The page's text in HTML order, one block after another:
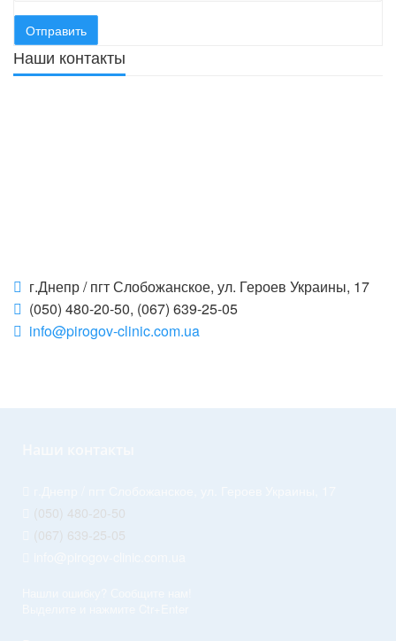
Наши контакты
г.Днепр / пгт Слобожанское, ул. Героев Украины, 17
(050) 480-20-50, (067) 639-25-05
info@pirogov-clinic.com.ua
(050) 480-20-50
(067) 639-25-05